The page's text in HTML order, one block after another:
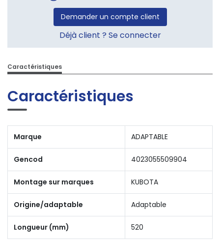
Demander un compte client
Déjà client ? Se connecter
Caractéristiques
Caractéristiques
Marque ADAPTABLE
Gencod 4023055509904
Montage sur marques KUBOTA
Origine/adaptable Adaptable
Longueur (mm) 520